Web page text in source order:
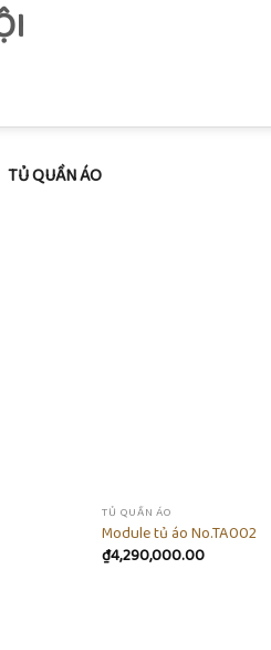
TỦ QUẦN ÁO
TỦ QUẦN ÁO
Module tủ áo No.TA002
₫4,290,000.00